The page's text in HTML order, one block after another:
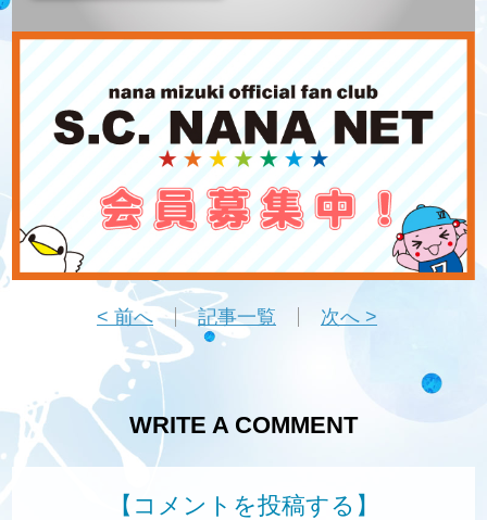
< 前へ 記事一覧 次へ >
WRITE A COMMENT
【コメントを投稿する】